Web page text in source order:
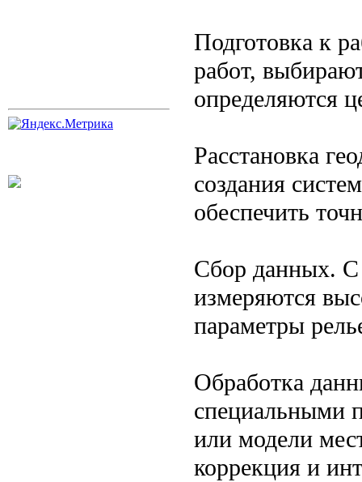
Подготовка к
работ,
определяются
Расстановка
создания
обеспечить
Сбор данных. С
измеряются
параметры
Обработка
специальными
или модели
коррекция и